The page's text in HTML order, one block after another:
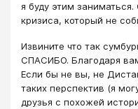
я буду этим
кризиса, который не
Извините что так
СПАСИБО. Благодаря
Если бы не вы, не
таких перспектив (я
друзья с похожей